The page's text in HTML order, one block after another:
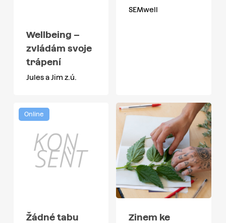
Wellbeing –
zvládám svoje
trápení
Jules a Jim z.ú.
SEMwell
Online
Žádné tabu
Zinem ke